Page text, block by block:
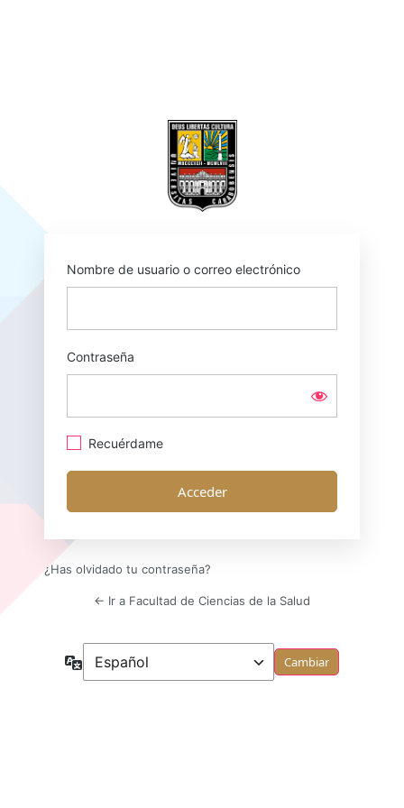
Nombre de usuario o correo electrónico
Contraseña
Recuérdame
¿Has olvidado tu contraseña?
← Ir a Facultad de Ciencias de la Salud
Idioma